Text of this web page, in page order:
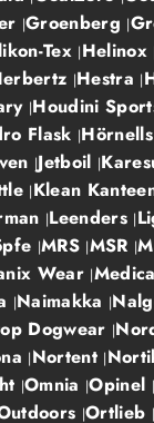
Groenberg
Tex Helinox
Hestra
Houdini
Flask Hörnells
Jetboil
Klean
Leenders
MRS MSR
Wear
Naimakka
Dogwear
Nortent
Omnia Opinel
Ortlieb